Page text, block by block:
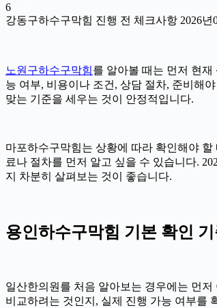
6
강동구하수구막힘 진행 전 체크사항 2026년
노원구하수구막힘를 알아볼 때는 먼저 현
능 여부, 비용이나 조건, 상담 절차, 준비해
맞는 기준을 세우는 것이 안정적입니다.
마포하수구막힘는 상황에 따라 확인해야
료나 절차를 먼저 알고 싶을 수 있습니다.
지 차분히 살펴보는 것이 좋습니다.
용인하수구막힘 기본 확인
일산한의원를 처음 알아보는 경우에는 먼
비교하려는 것인지, 실제 진행 가능 여부를